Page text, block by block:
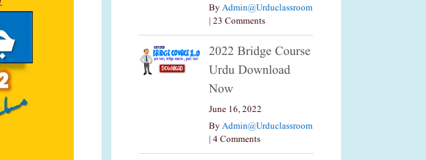
ByAdmin@urduclassroom
| 23 Comments
2022 Bridge Course
Urdu Download
Now
June 16, 2022
ByAdmin@urduclassroom
| 4 Comments